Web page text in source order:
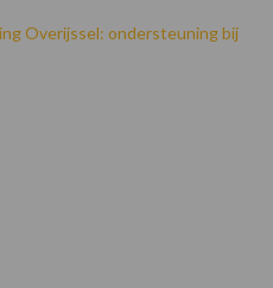
Overijssel: ondersteuning bij